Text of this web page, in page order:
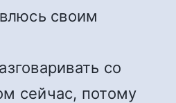
своим
со
сейчас, потому